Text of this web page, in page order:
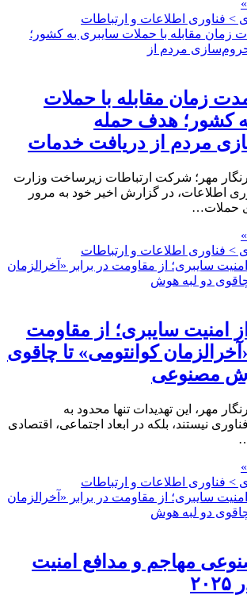
> فناوری اطلاعات و ارتباطات
زمان مقابله با حملات
کشور؛ هدف حمله
مردم از دریافت خدمات
مهر؛ شرکت ارتباطات زیرساخت وزارت
اطلاعات، در گزارش اخیر خود به مرور
حملات…
> فناوری اطلاعات و ارتباطات
امنیت سایبری؛ از مقاومت
کوانتومی» تا چاقوی
مصنوعی
مهر، این تهدیدات تنها محدود به
نیستند، بلکه در ابعاد اجتماعی، اقتصادی
> فناوری اطلاعات و ارتباطات
مهاجم و مدافع امنیت